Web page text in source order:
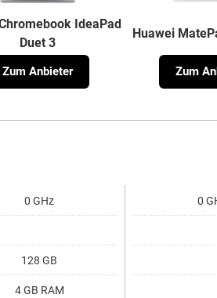
IdeaPad
Duet 3
Zum Anbieter
Huawei
Zum
0 GHz
128 GB
4 GB RAM
0